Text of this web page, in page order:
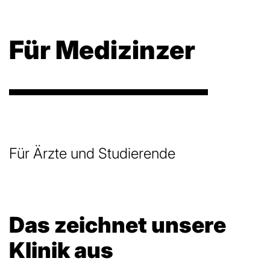
Für Medizinzer
Für Ärzte und Studierende
Das zeichnet unsere
Klinik aus